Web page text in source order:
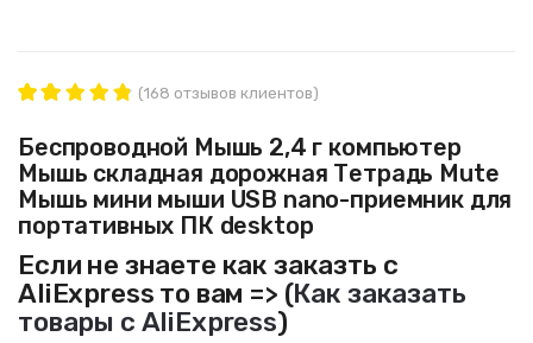
4.88
на основе
опроса
пользовате
лей
(168 отзывов клиентов)
Беспроводной Мышь 2,4 г компьютер
Мышь складная дорожная Тетрадь Mute
Мышь мини мыши USB nano-приемник для
портативных ПК desktop
Если не знаете как заказть с
AliExpress то вам => (Как заказать
товары с AliExpress)